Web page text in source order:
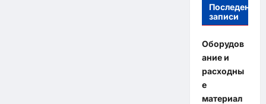
Последение
записи
Оборудов
ание и
расходны
е
материал